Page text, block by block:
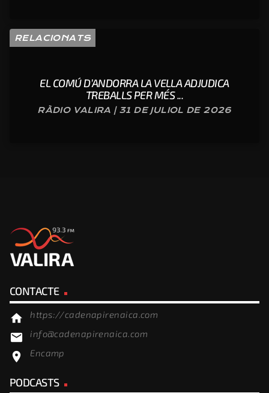
RELACIONATS
EL COMÚ D’ANDORRA LA VELLA ADJUDICA
TREBALLS PER MÉS ...
RÀDIO VALIRA | 31 DE JULIOL DE 2026
CONTACTE
home https://cadenapirenaica.com
email info@cadenapirenaica.com
location_on Encamp
PODCASTS